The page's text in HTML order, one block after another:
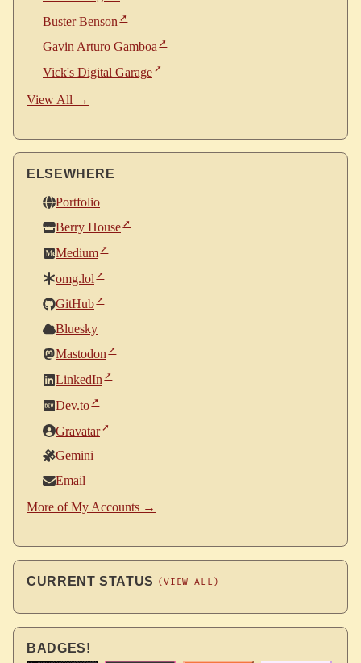
Buster Benson
Gavin Arturo Gamboa
Vick's Digital Garage
View All →
ELSEWHERE
Portfolio
Berry House
Medium
omg.lol
GitHub
Bluesky
Mastodon
LinkedIn
Dev.to
Gravatar
Gemini
Email
More of My Accounts →
CURRENT STATUS (VIEW ALL)
BADGES!